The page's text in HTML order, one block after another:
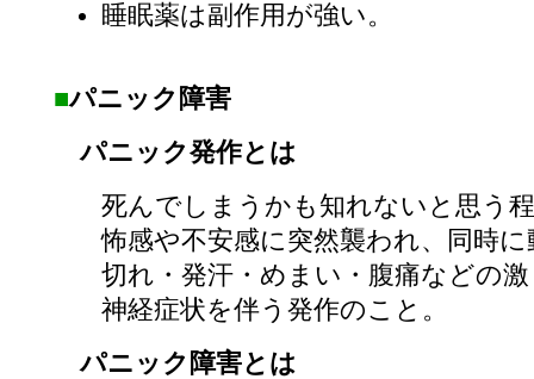
睡眠薬は副作用が強い。
■パニック障害
パニック発作とは
死んでしまうかも知れないと思う
怖感や不安感に突然襲われ、同時に
切れ・発汗・めまい・腹痛などの
神経症状を伴う発作のこと。
パニック障害とは